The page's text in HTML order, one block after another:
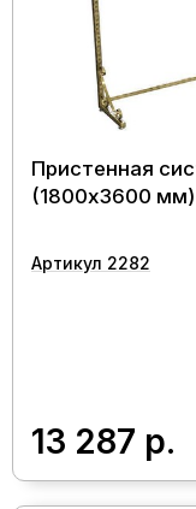
Пристенная
(1800х3600 мм)
Артикул 2282
13 287 р.